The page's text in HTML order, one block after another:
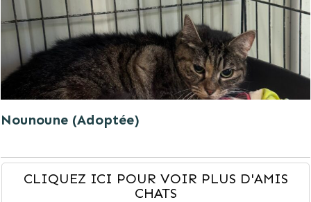
Nounoune (Adoptée)
CLIQUEZ ICI POUR VOIR PLUS D'AMIS
CHATS